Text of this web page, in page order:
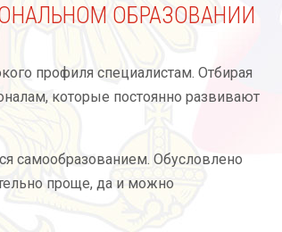
ОБРАЗОВАНИИ
профиля специалистам. Отбирая
которые постоянно развивают
самообразованием. Обусловлено
проще, да и можно